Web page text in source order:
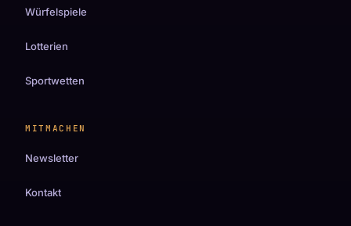
Würfelspiele
Lotterien
Sportwetten
MITMACHEN
Newsletter
Kontakt